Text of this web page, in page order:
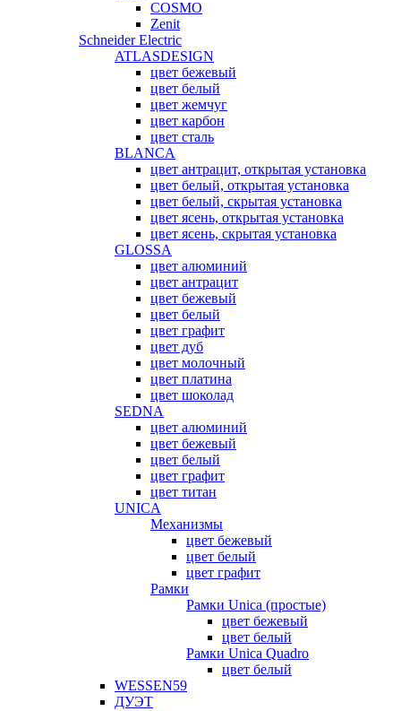
COSMO
Zenit
Schneider Electric
ATLASDESIGN
цвет бежевый
цвет белый
цвет жемчуг
цвет карбон
цвет сталь
BLANCA
цвет антрацит, открытая установка
цвет белый, открытая установка
цвет белый, скрытая установка
цвет ясень, открытая установка
цвет ясень, скрытая установка
GLOSSA
цвет алюминий
цвет антрацит
цвет бежевый
цвет белый
цвет графит
цвет дуб
цвет молочный
цвет платина
цвет шоколад
SEDNA
цвет алюминий
цвет бежевый
цвет белый
цвет графит
цвет титан
UNICA
Механизмы
цвет бежевый
цвет белый
цвет графит
Рамки
Рамки Unica (простые)
цвет бежевый
цвет белый
Рамки Unica Quadro
цвет белый
WESSEN59
ДУЭТ